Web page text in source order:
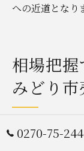
への近道となり
相場把握
みどり市
不動産売却前
0270-75-